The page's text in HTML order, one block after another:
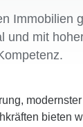
Immobilien
und mit
bieten